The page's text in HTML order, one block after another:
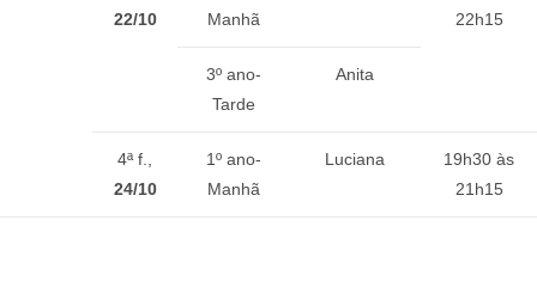
22/10
Manhã
22h15
3º ano-
Tarde
Anita
4ª f.,
24/10
1º ano-
Manhã
Luciana
19h30 às
21h15